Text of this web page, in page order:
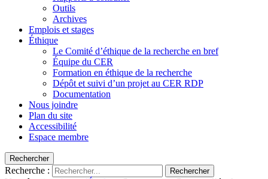
Outils
Archives
Emplois et stages
Éthique
Le Comité d’éthique de la recherche en bref
Équipe du CER
Formation en éthique de la recherche
Dépôt et suivi d’un projet au CER RDP
Documentation
Nous joindre
Plan du site
Accessibilité
Espace membre
Rechercher
Recherche : Rechercher